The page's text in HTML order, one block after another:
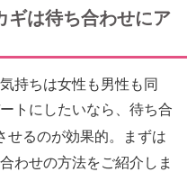
は待ち合わせにア
持ちは女性も男性も同
トにしたいなら、待ち合
せるのが効果的。まずは
わせの方法をご紹介しま